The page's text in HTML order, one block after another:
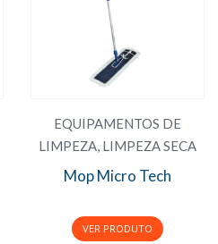
EQUIPAMENTOS DE
LIMPEZA, LIMPEZA SECA
Mop Micro Tech